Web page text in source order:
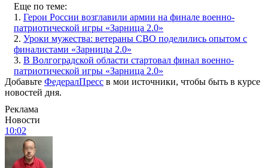
Еще по теме:
1. Герои России возглавили армии на финале военно-
патриотической игры «Зарница 2.0»
2. Уроки мужества: ветераны СВО поделились опытом с
финалистами «Зарницы 2.0»
3. В Волгоградской области стартовал финал военно-
патриотической игры «Зарница 2.0»
Добавьте ФедералПресс в мои источники, чтобы быть в курсе
новостей дня.
Реклама
Новости
10:02